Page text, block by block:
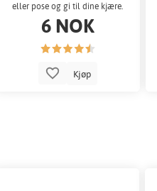
eller pose og gi til dine kjære.
6 NOK
Kjøp